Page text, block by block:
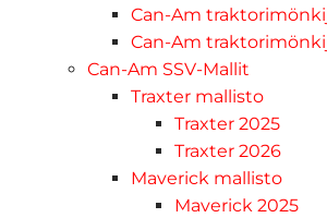
Can-Am
Can-Am
Can-Am SSV-Mallit
Traxter mallisto
Traxter 2025
Traxter 2026
Maverick mallisto
Maverick 2025